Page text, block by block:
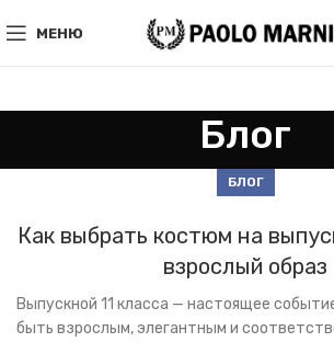
МЕНЮ
Блог
БЛОГ
Как выбрать костюм на
взрослый образ
Выпускной 11 класса — настоящее
быть взрослым, элегантным и